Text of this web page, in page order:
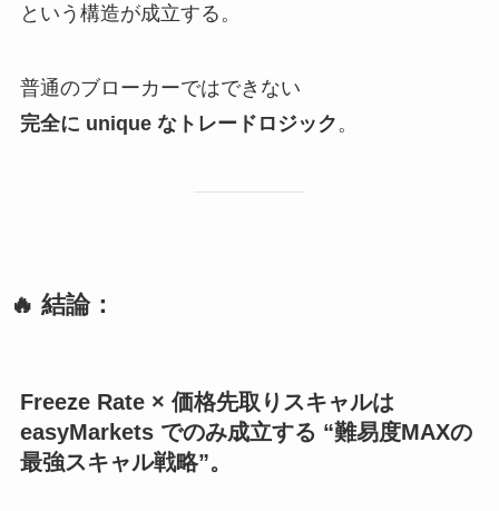
という構造が成立する。
普通のブローカーではできない
完全に unique なトレードロジック。
🔥 結論：
Freeze Rate × 価格先取りスキャルは
easyMarkets でのみ成立する “難易度MAXの
最強スキャル戦略”。